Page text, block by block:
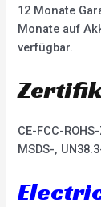
12 Monate
Monate auf
verfügbar.
CE-FCC-
MSDS-,